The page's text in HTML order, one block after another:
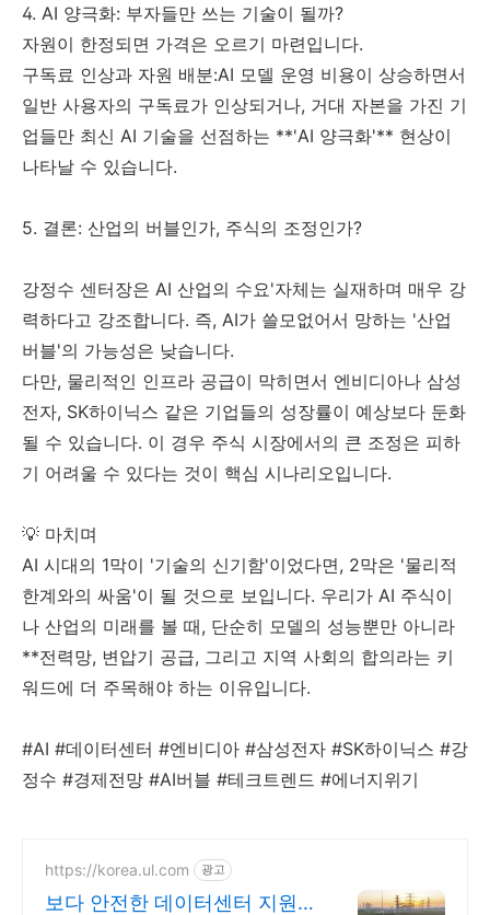
4. AI 양극화: 부자들만 쓰는 기술이 될까?
자원이 한정되면 가격은 오르기 마련입니다.
구독료 인상과 자원 배분:AI 모델 운영 비용이 상승하면서
일반 사용자의 구독료가 인상되거나, 거대 자본을 가진 기
업들만 최신 AI 기술을 선점하는 **'AI 양극화'** 현상이
나타날 수 있습니다.
5. 결론: 산업의 버블인가, 주식의 조정인가?
강정수 센터장은 AI 산업의 수요'자체는 실재하며 매우 강
력하다고 강조합니다. 즉, AI가 쓸모없어서 망하는 '산업
버블'의 가능성은 낮습니다.
다만, 물리적인 인프라 공급이 막히면서 엔비디아나 삼성
전자, SK하이닉스 같은 기업들의 성장률이 예상보다 둔화
될 수 있습니다. 이 경우 주식 시장에서의 큰 조정은 피하
기 어려울 수 있다는 것이 핵심 시나리오입니다.
💡 마치며
AI 시대의 1막이 '기술의 신기함'이었다면, 2막은 '물리적
한계와의 싸움'이 될 것으로 보입니다. 우리가 AI 주식이
나 산업의 미래를 볼 때, 단순히 모델의 성능뿐만 아니라
**전력망, 변압기 공급, 그리고 지역 사회의 합의라는 키
워드에 더 주목해야 하는 이유입니다.
#AI #데이터센터 #엔비디아 #삼성전자 #SK하이닉스 #강
정수 #경제전망 #AI버블 #테크트렌드 #에너지위기
https://korea.ul.com 광고
보다 안전한 데이터센터 지원